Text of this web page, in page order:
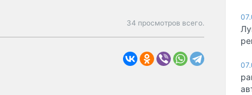
34 просмотров всего.